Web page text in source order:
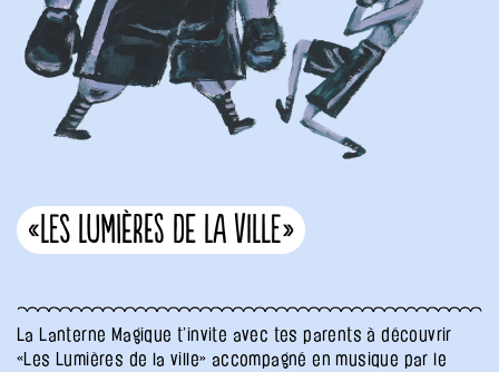
«Les Lumières de la ville»
La Lanterne Magique t’invite avec tes parents à découvrir
«Les Lumières de la ville» accompagné en musique par le